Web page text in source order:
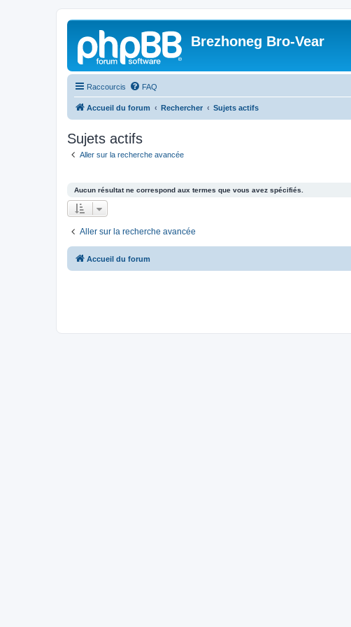
Brezhoneg Bro-Vear
Raccourcis FAQ
Accueil du forum Rechercher Sujets actifs
Sujets actifs
Aller sur la recherche avancée
Aucun résultat ne correspond aux termes que vous avez spécifiés.
Aller sur la recherche avancée
Accueil du forum